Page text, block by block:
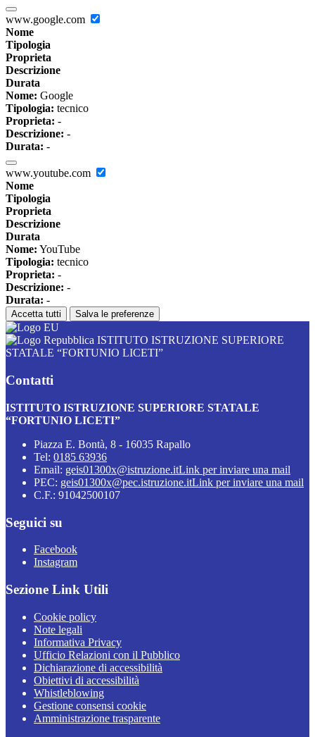
www.google.com
Nome
Tipologia
Proprieta
Descrizione
Durata
Nome: Google
Tipologia: tecnico
Proprieta: -
Descrizione: -
Durata: -
www.youtube.com
Nome
Tipologia
Proprieta
Descrizione
Durata
Nome: YouTube
Tipologia: tecnico
Proprieta: -
Descrizione: -
Durata: -
Accetta tutti Salva le preferenze
ISTITUTO ISTRUZIONE SUPERIORE
STATALE “FORTUNIO LICETI”
Contatti
ISTITUTO ISTRUZIONE SUPERIORE STATALE
“FORTUNIO LICETI”
Piazza E. Bontà, 8 - 16035 Rapallo
Tel: 0185 63936
Email: geis01300x@istruzione.itLink per inviare una mail
PEC: geis01300x@pec.istruzione.itLink per inviare una mail
C.F.: 91042500107
Seguici su
Facebook
Instagram
Sezione Link Utili
Cookie policy
Note legali
Informativa Privacy
Ufficio Relazioni con il Pubblico
Dichiarazione di accessibilità
Obiettivi di accessibilità
Whistleblowing
Gestione consensi cookie
Amministrazione trasparente